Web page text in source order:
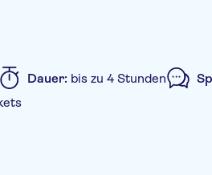
Sehenswürdigkeiten wie
zu besichtigen. Um
mit Ihrem Reiseleiter eine
mit seinem Casino, seinen
Dorf Eze, das einen
Dauer: bis zu 4 Stunden